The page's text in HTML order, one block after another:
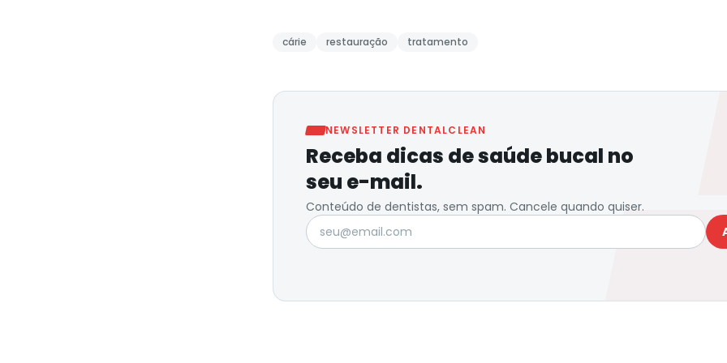
cárie restauração tratamento
NEWSLETTER DENTALCLEAN
Receba dicas de saúde bucal no
seu e-mail.
Conteúdo de dentistas, sem spam. Cancele quando quiser.
Seu e-mail